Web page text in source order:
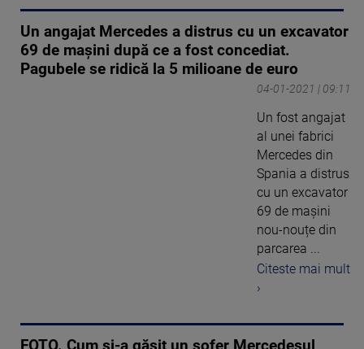
Un angajat Mercedes a distrus cu un excavator
69 de mașini după ce a fost concediat.
Pagubele se ridică la 5 milioane de euro
04-01-2021 | 09:11
Un fost angajat
al unei fabrici
Mercedes din
Spania a distrus
cu un excavator
69 de mașini
nou-nouțe din
parcarea ...
Citeste mai mult
›